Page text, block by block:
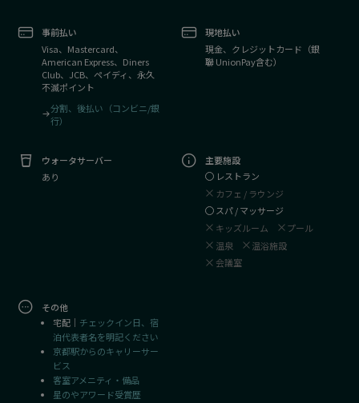
事前払い
Visa、Mastercard、
American Express、Diners
Club、JCB、ペイディ、永久
不滅ポイント
分割、後払い（コンビニ/銀
行）
現地払い
現金、クレジットカード（銀
聯 UnionPay含む）
ウォータサーバー
あり
主要施設
レストラン
カフェ / ラウンジ
スパ / マッサージ
キッズルーム
プール
温泉
温浴施設
会議室
その他
宅配｜ チェックイン日、宿
泊代表者名を明記ください
京都駅からのキャリーサー
ビス
客室アメニティ・備品
星のやアワード受賞歴